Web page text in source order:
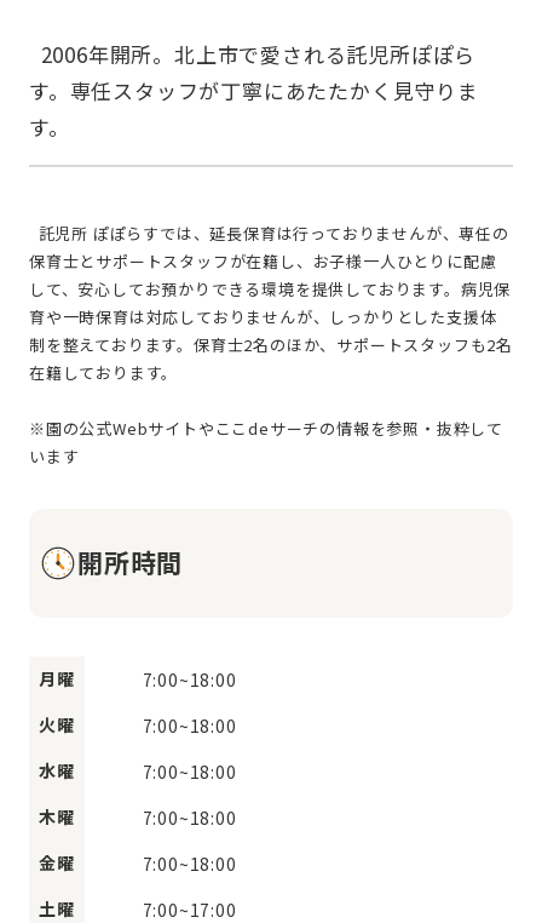
す。専任スタッフが丁寧にあたたかく見守りま
保育士とサポートスタッフが在籍し、お子様一人ひとりに配慮
して、安心してお預かりできる環境を提供しております。病児保
育や一時保育は対応しておりませんが、しっかりとした支援体
制を整えております。保育士2名のほか、サポートスタッフも2名
在籍しております。
※園の公式Webサイトやここdeサーチの情報を参照・抜粋して
開所時間
月曜 7:00~18:00
火曜
7:00~18:00
水曜
7:00~18:00
木曜
7:00~18:00
金曜
7:00~18:00
土曜
7:00~17:00